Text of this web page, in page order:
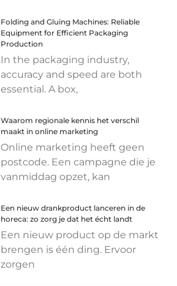
Folding and Gluing Machines: Reliable
Equipment for Efficient Packaging
Production
In the packaging industry,
accuracy and speed are both
essential. A box,
Waarom regionale kennis het verschil
maakt in online marketing
Online marketing heeft geen
postcode. Een campagne die je
vanmiddag opzet, kan
Een nieuw drankproduct lanceren in de
horeca: zo zorg je dat het écht landt
Een nieuw product op de markt
brengen is één ding. Ervoor
zorgen